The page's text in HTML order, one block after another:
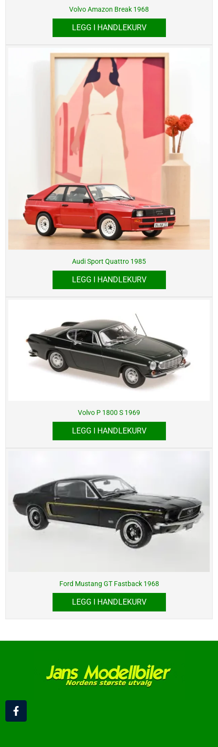
Volvo Amazon Break 1968
LEGG I HANDLEKURV
Audi Sport Quattro 1985
LEGG I HANDLEKURV
Volvo P 1800 S 1969
LEGG I HANDLEKURV
Ford Mustang GT Fastback 1968
LEGG I HANDLEKURV
F
a
c